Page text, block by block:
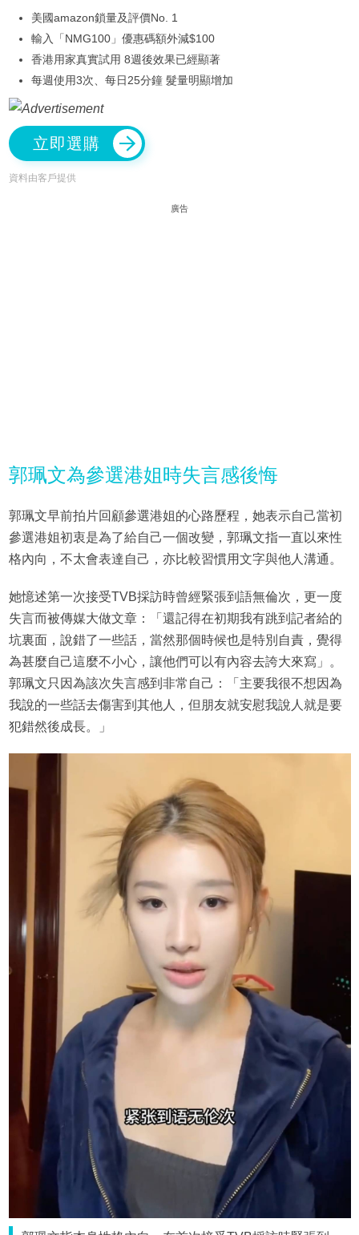
美國amazon鎖量及評價No. 1
輸入「NMG100」優惠碼額外減$100
香港用家真實試用 8週後效果已經顯著
每週使用3次、每日25分鐘 髮量明顯增加
立即選購
資料由客戶提供
廣告
郭珮文為參選港姐時失言感後悔
郭珮文早前拍片回顧參選港姐的心路歷程，她表示自己當初
參選港姐初衷是為了給自己一個改變，郭珮文指一直以來性
格內向，不太會表達自己，亦比較習慣用文字與他人溝通。
她憶述第一次接受TVB採訪時曾經緊張到語無倫次，更一度
失言而被傳媒大做文章：「還記得在初期我有跳到記者給的
坑裏面，說錯了一些話，當然那個時候也是特別自責，覺得
為甚麼自己這麼不小心，讓他們可以有內容去誇大來寫」。
郭珮文只因為該次失言感到非常自己：「主要我很不想因為
我說的一些話去傷害到其他人，但朋友就安慰我說人就是要
犯錯然後成長。」